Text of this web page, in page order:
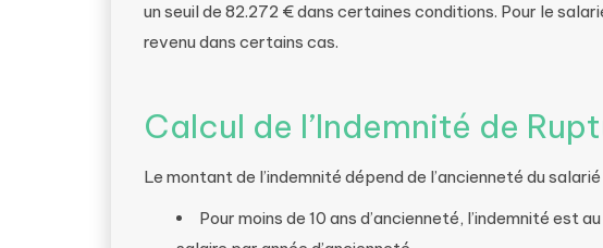
un seuil de 82.272 € dans certaines conditions. Pour le
revenu dans certains cas.
Calcul de l’Indemnité de
Le montant de l’indemnité dépend de l’ancienneté du salarié
Pour moins de 10 ans d’ancienneté, l’indemnité est